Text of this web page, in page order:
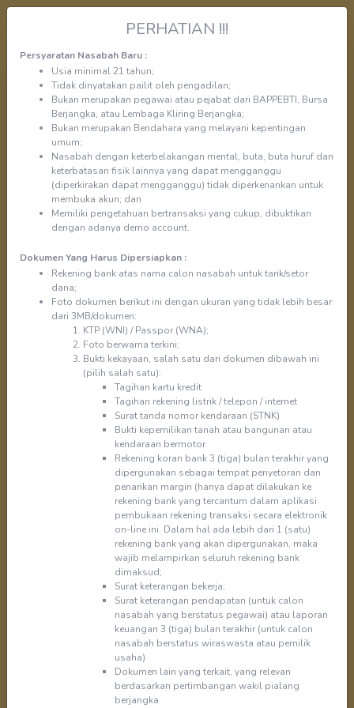
PERHATIAN !!!
Persyaratan Nasabah Baru :
Usia minimal 21 tahun;
Tidak dinyatakan pailit oleh pengadilan;
Bukan merupakan pegawai atau pejabat dari BAPPEBTI, Bursa
Berjangka, atau Lembaga Kliring Berjangka;
Bukan merupakan Bendahara yang melayani kepentingan
umum;
Nasabah dengan keterbelakangan mental, buta, buta huruf dan
keterbatasan fisik lainnya yang dapat mengganggu
(diperkirakan dapat mengganggu) tidak diperkenankan untuk
membuka akun; dan
Memiliki pengetahuan bertransaksi yang cukup, dibuktikan
dengan adanya demo account.
Dokumen Yang Harus Dipersiapkan :
Rekening bank atas nama calon nasabah untuk tarik/setor
dana;
Foto dokumen berikut ini dengan ukuran yang tidak lebih besar
dari 3MB/dokumen:
KTP (WNI) / Passpor (WNA);
Foto berwarna terkini;
Bukti kekayaan, salah satu dari dokumen dibawah ini
(pilih salah satu):
Tagihan kartu kredit
Tagihan rekening listrik / telepon / internet
Surat tanda nomor kendaraan (STNK)
Bukti kepemilikan tanah atau bangunan atau
kendaraan bermotor
Rekening koran bank 3 (tiga) bulan terakhir yang
dipergunakan sebagai tempat penyetoran dan
penarikan margin (hanya dapat dilakukan ke
rekening bank yang tercantum dalam aplikasi
pembukaan rekening transaksi secara elektronik
on-line ini. Dalam hal ada lebih dari 1 (satu)
rekening bank yang akan dipergunakan, maka
wajib melampirkan seluruh rekening bank
dimaksud;
Surat keterangan bekerja;
Surat keterangan pendapatan (untuk calon
nasabah yang berstatus pegawai) atau laporan
keuangan 3 (tiga) bulan terakhir (untuk calon
nasabah berstatus wiraswasta atau pemilik
usaha)
Dokumen lain yang terkait, yang relevan
berdasarkan pertimbangan wakil pialang
berjangka.
Page of
Online
-Nasabah diwajibkan mengisi secara benar
dan jelas.
Dilarang kembali ke halaman sebelumnya
dengan menekan tombol back
pada
browser.
Jika terdapat kesalahan pengisian di
halaman sebelumnya, nasabah diharuskan
menekan tombol
terdapat di kiri atas setiap halaman.
PERNYATAAN PENGUNGKAPAN (DISCLOSURE
STATEMENT)
Perdagangan Berjangka BERISIKO SANGAT TINGGI
tidak cocok untuk semua orang Pastikan bahwa
anda SEPENUHNYA MEMAHAMI RISIKO ini sebelum
melakukan perdagangan.
Perdagangan Berjangka merupakan produk
keuangan dengan leverage dan dapat
menyebabkan KERUGIAN ANDA MELEBIHI setoran
awal Anda Anda harus siap apabila SELURUH
DANA ANDA HABIS.
TIDAK ADA PENDAPATAN TETAP (FIXED INCOME)
dalam Perdagangan Berjangka.